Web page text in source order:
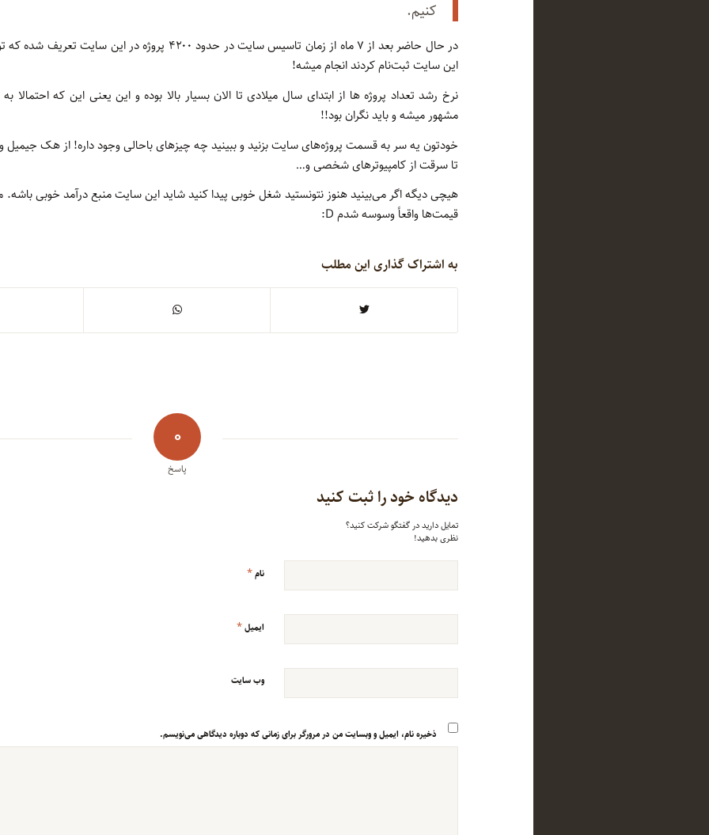
کنیم.
این سایت ثبت‌نام کردند انجام میشه!
نرخ رشد تعداد پروژه ها از ابتدای سال میلادی تا الان بسیار بالا بوده و این یعنی این که
مشهور میشه و باید نگران بود!!
خودتون یه سر به قسمت پروژه‌های سایت بزنید و ببینید چه چیزهای باحالی وجود داره! از هک جیمیل
تا سرقت از کامپیوترهای شخصی و…
هیچی دیگه اگر می‌بینید هنوز نتونستید شغل خوبی پیدا کنید شاید این سایت منبع درآمد خوبی
قیمت‌ها واقعاً وسوسه شدم D:
به اشتراک گذاری این مطلب
0
پاسخ
دیدگاه خود را ثبت کنید
تمایل دارید در گفتگو شرکت کنید؟
نظری بدهید!
نام*
ایمیل*
وب‌ سایت
ذخیره نام، ایمیل و وبسایت من در مرورگر برای زمانی که دوباره دیدگاهی می‌نویسم.